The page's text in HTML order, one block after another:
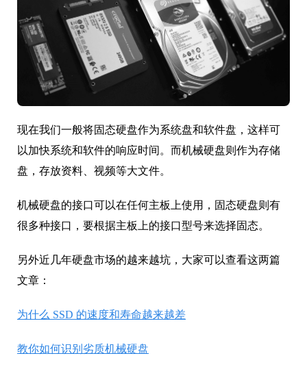
现在我们一般将固态硬盘作为系统盘和软件盘，这样可
以加快系统和软件的响应时间。而机械硬盘则作为存储
盘，存放资料、视频等大文件。
机械硬盘的接口可以在任何主板上使用，固态硬盘则有
很多种接口，要根据主板上的接口型号来选择固态。
另外近几年硬盘市场的越来越坑，大家可以查看这两篇
文章：
为什么 SSD 的速度和寿命越来越差
教你如何识别劣质机械硬盘